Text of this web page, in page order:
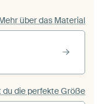
über das Material
du die perfekte Größe